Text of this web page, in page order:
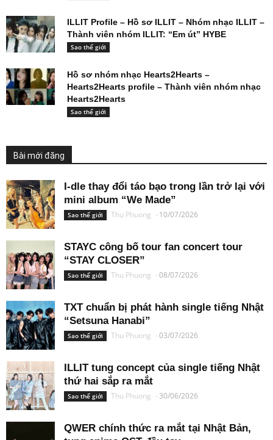
ILLIT Profile – Hồ sơ ILLIT – Nhóm nhạc ILLIT –
Thành viên nhóm ILLIT: “Em út” HYBE
Sao thế giới
Hồ sơ nhóm nhạc Hearts2Hearts –
Hearts2Hearts profile – Thành viên nhóm nhạc
Hearts2Hearts
Sao thế giới
Bài mới đăng
I-dle thay đổi táo bạo trong lần trở lại với
mini album “We Made”
Sao thế giới Thu Phuong - 10/07/2026
STAYC công bố tour fan concert tour
“STAY CLOSER”
Sao thế giới Thu Phuong -08/07/2026
TXT chuẩn bị phát hành single tiếng Nhật
“Setsuna Hanabi”
Sao thế giới Thu Phuong -03/07/2026
ILLIT tung concept của single tiếng Nhật
thứ hai sắp ra mắt
Sao thế giới Thu Phuong - 30/06/2026
QWER chính thức ra mắt tại Nhật Bản,